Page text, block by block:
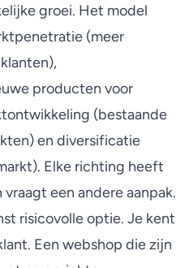
groei. Het model
(meer
producten voor
(bestaande
en diversificatie
Elke richting heeft
een andere aanpak.
risicovolle optie. Je kent
Een webshop die zijn